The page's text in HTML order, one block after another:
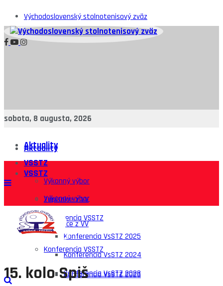
Východoslovenský stolnotenisový zväz
sobota, 8 augusta, 2026
Aktuality
VSSTZ
Výkonný výbor
Zápisnice z VV
Konferencia VSSTZ
Konferencia VsSTZ 2025
Konferencia VsSTZ 2024
Konferencia VsSTZ 2023
Aktuality
VSSTZ
Výkonný výbor
Zápisnice z VV
Konferencia VSSTZ
Konferencia VsSTZ 2025
15. kolo Spiš